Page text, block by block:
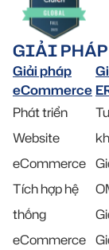
GIẢI PHÁP
Giải pháp
eCommerce
Phát triển
Website
eCommerce
Tích hợp hệ
thống
eCommerce